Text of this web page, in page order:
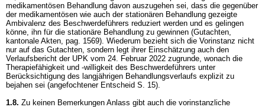
medikamentösen Behandlung davon auszugehen sei, dass die gegenüber
der medikamentösen wie auch der stationären Behandlung gezeigte
Ambivalenz des Beschwerdeführers reduziert werden und es gelingen
könne, ihn für die stationäre Behandlung zu gewinnen (Gutachten,
kantonale Akten, pag. 1569). Wiederum bezieht sich die Vorinstanz nicht
nur auf das Gutachten, sondern legt ihrer Einschätzung auch den
Verlaufsbericht der UPK vom 24. Februar 2022 zugrunde, wonach die
Therapiefähigkeit und -willigkeit des Beschwerdeführers unter
Berücksichtigung des langjährigen Behandlungsverlaufs explizit zu
bejahen sei (angefochtener Entscheid S. 15).
1.8. Zu keinen Bemerkungen Anlass gibt auch die vorinstanzliche